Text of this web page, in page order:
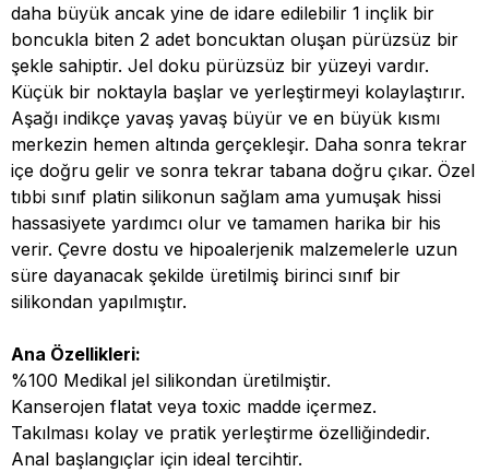
daha büyük ancak yine de idare edilebilir 1 inçlik bir
boncukla biten 2 adet boncuktan oluşan pürüzsüz bir
şekle sahiptir. Jel doku pürüzsüz bir yüzeyi vardır.
Küçük bir noktayla başlar ve yerleştirmeyi kolaylaştırır.
Aşağı indikçe yavaş yavaş büyür ve en büyük kısmı
merkezin hemen altında gerçekleşir. Daha sonra tekrar
içe doğru gelir ve sonra tekrar tabana doğru çıkar. Özel
tıbbi sınıf platin silikonun sağlam ama yumuşak hissi
hassasiyete yardımcı olur ve tamamen harika bir his
verir. Çevre dostu ve hipoalerjenik malzemelerle uzun
süre dayanacak şekilde üretilmiş birinci sınıf bir
silikondan yapılmıştır.
Ana Özellikleri:
%100 Medikal jel silikondan üretilmiştir.
Kanserojen flatat veya toxic madde içermez.
Takılması kolay ve pratik yerleştirme özelliğindedir.
Anal başlangıçlar için ideal tercihtir.